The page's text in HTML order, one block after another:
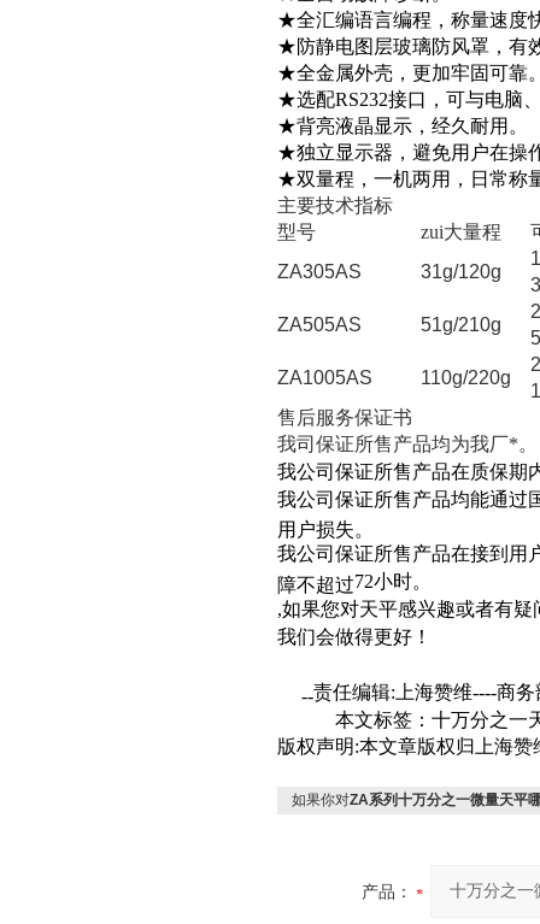
★全汇编语言编程，称量速度
★防静电图层玻璃防风罩，有
★全金属外壳，更加牢固可靠
★选配RS232接口，可与电脑
★背亮液晶显示，经久耐用。
★独立显示器，避免用户在操
★双量程，一机两用，日常称
主要技术指标
型号
zui大量程
ZA305AS
31g/120g
ZA505AS
51g/210g
ZA1005AS
110g/220g
售后服务保证书
我司保证所售产品均为我厂*。
我公司保证所售产品在质保期
我公司保证所售产品均能通过
用户损失。
我公司保证所售产品在接到用
障不超过72小时。
,如果您对天平感兴趣或者有疑
我们会做得更好！
--责任编辑: 上海赞维----商务
本文标签：十万分之一
版权声明:本文章版权归上海赞
如果你对ZA系列十万分之一微量天平
产品：